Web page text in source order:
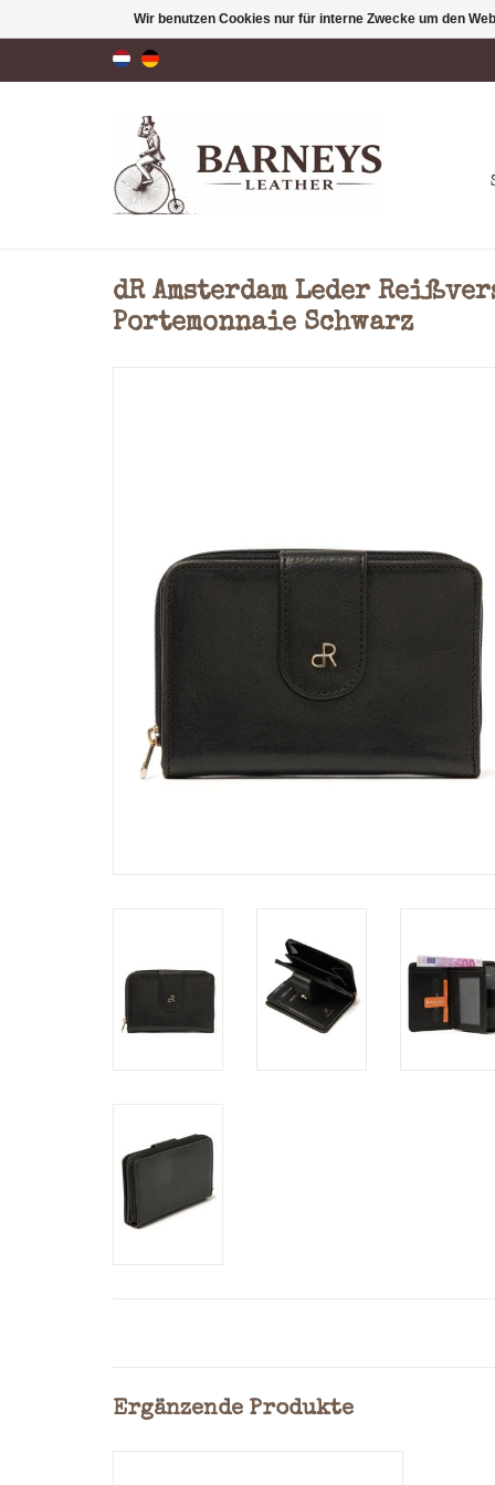
dR Amsterdam Leder
Portemonnaie Schwarz
Ergänzende Produkte
Wir benutzen Cookies nur für interne Zwecke um den